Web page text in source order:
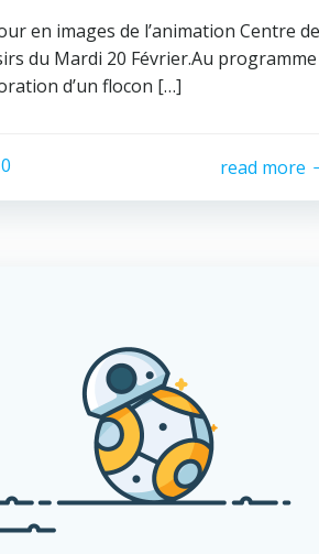
en images de l’animation Centre de
du Mardi 20 Février.Au programme
d’un flocon […]
0 read more